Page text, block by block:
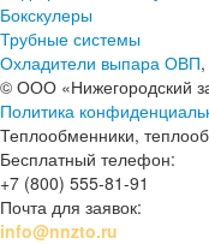
Бокскулеры
Трубные системы
Охладители выпара ОВП,
© ООО «Нижегородский
Политика
Теплообменники,
Бесплатный телефон:
+7 (800) 555-81-91
Почта для заявок:
info@nnzto.ru